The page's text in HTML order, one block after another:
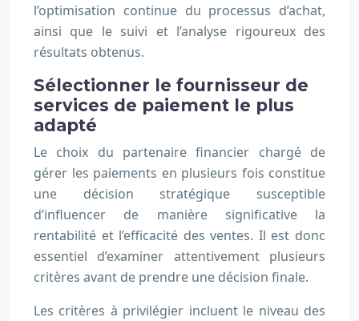
l’optimisation continue du processus d’achat,
ainsi que le suivi et l’analyse rigoureux des
résultats obtenus.
Sélectionner le fournisseur de
services de paiement le plus
adapté
Le choix du partenaire financier chargé de
gérer les paiements en plusieurs fois constitue
une décision stratégique susceptible
d’influencer de manière significative la
rentabilité et l’efficacité des ventes. Il est donc
essentiel d’examiner attentivement plusieurs
critères avant de prendre une décision finale.
Les critères à privilégier incluent le niveau des